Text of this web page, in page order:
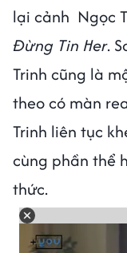
lại cảnh Ngọc
Đừng Tin Her.
Trinh cũng là
theo có màn
Trinh liên tục
cùng phần thể
thức.